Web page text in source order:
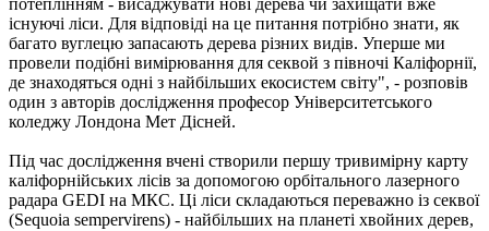
існуючі ліси. Для відповіді на це питання потрібно знати, як
багато вуглецю запасають дерева різних видів. Уперше ми
провели подібні вимірювання для секвой з півночі Каліфорнії,
де знаходяться одні з найбільших екосистем світу", - розповів
один з авторів дослідження професор Університетського
коледжу Лондона Мет Дісней.
Під час дослідження вчені створили першу тривимірну карту
каліфорнійських лісів за допомогою орбітального лазерного
радара GEDI на МКС. Ці ліси складаються переважно із секвої
(Sequoia sempervirens) - найбільших на планеті хвойних дерев,